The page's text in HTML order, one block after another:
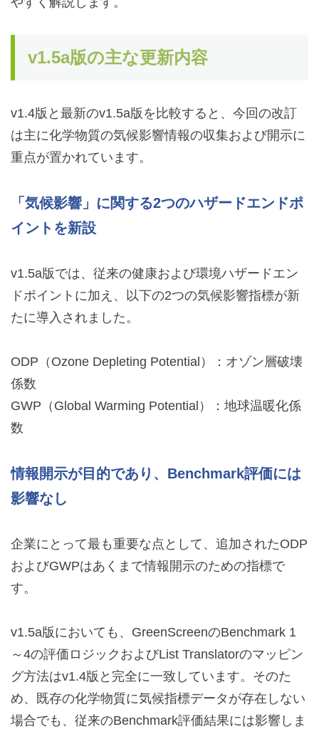
v1.5a版の主な更新内容
v1.4版と最新のv1.5a版を比較すると、今回の改訂
は主に化学物質の気候影響情報の収集および開示に
重点が置かれています。
「気候影響」に関する2つのハザードエンドポ
イントを新設
v1.5a版では、従来の健康および環境ハザードエン
ドポイントに加え、以下の2つの気候影響指標が新
たに導入されました。
ODP（Ozone Depleting Potential）：オゾン層破壊
係数
GWP（Global Warming Potential）：地球温暖化係
数
情報開示が目的であり、Benchmark評価には
影響なし
企業にとって最も重要な点として、追加されたODP
およびGWPはあくまで情報開示のための指標で
す。
v1.5a版においても、GreenScreenのBenchmark 1
～4の評価ロジックおよびList Translatorのマッピン
グ方法はv1.4版と完全に一致しています。そのた
め、既存の化学物質に気候指標データが存在しない
場合でも、従来のBenchmark評価結果には影響しま